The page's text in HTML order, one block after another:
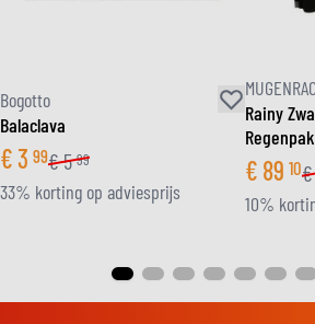
Bogotto
Balaclava
€3 99€5 99
33% korting op adviesprijs
Rainy
Regenpak
€ 89 10€
10%